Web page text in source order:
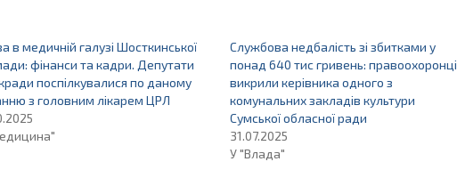
в медичній галузі Шосткинської
фінанси та кадри. Депутати
поспілкувалися по даному
з головним лікарем ЦРЛ
Службова недбалість зі збитками у
понад 640 тис гривень: правоохоронці
викрили керівника одного з
комунальних закладів культури
Сумської обласної ради
31.07.2025
У "Влада"